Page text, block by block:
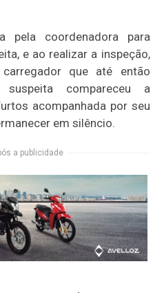
pela coordenadora para
e ao realizar a inspeção,
que até então
compareceu a
acompanhada por seu
em silêncio.
a publicidade